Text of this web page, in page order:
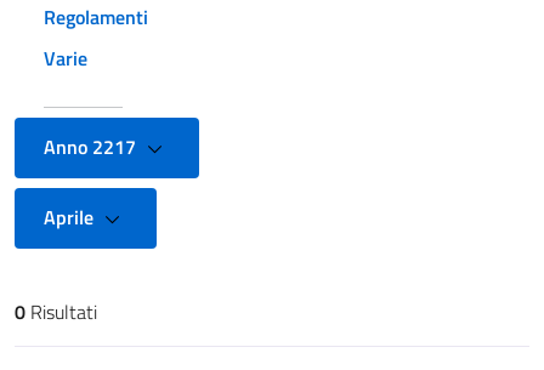
Regolamenti
Varie
Anno 2217
Aprile
Risultati di ricerca
0 Risultati